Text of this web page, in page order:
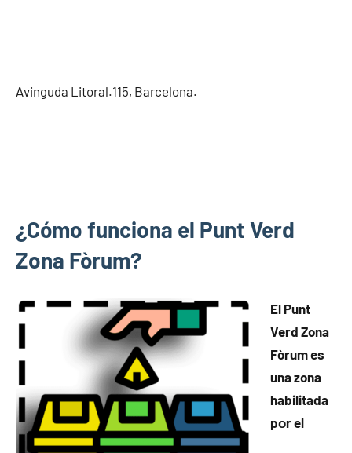
Avinguda Litoral.115, Barcelona.
¿Cómo funciona el Punt Verd
Zona Fòrum?
El Punt
Verd Zona
Fòrum es
una zona
habilitada
pοr el